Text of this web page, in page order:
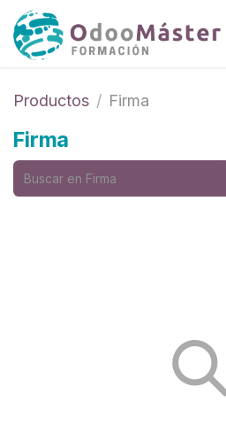
Ir al contenido
Productos Firma
Firma